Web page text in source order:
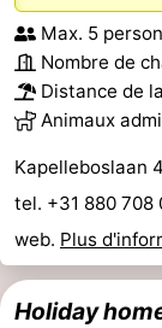
Max. 5
Nombre de
Distance de
Animaux
Kapelleboslaan
tel. +31 880 708
web. Plus
Holiday